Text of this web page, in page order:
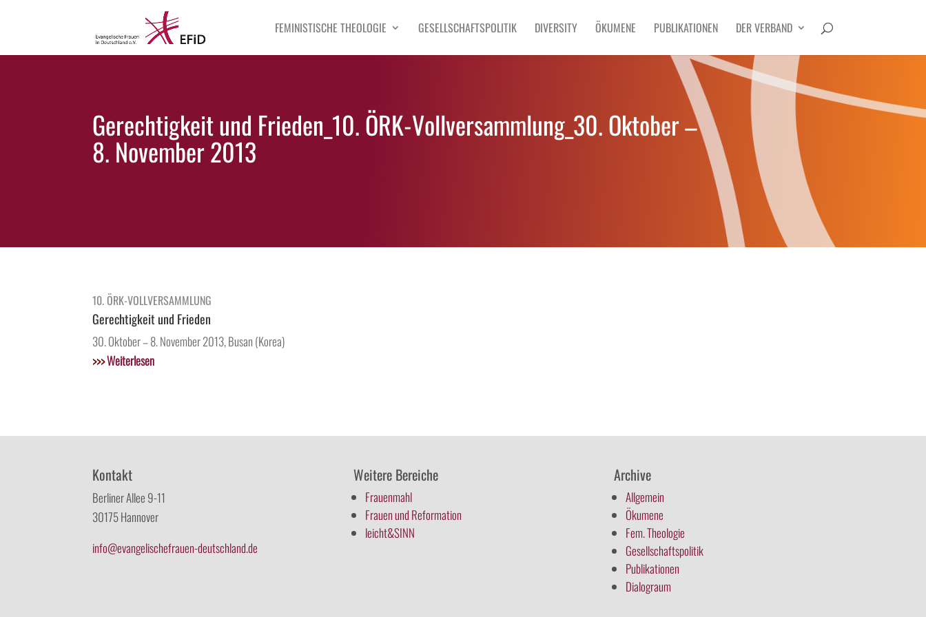
FEMINISTISCHE THEOLOGIE GESELLSCHAFTSPOLITIK DIVERSITY ÖKUMENE PUBLIKATIONEN DER VERBAND
Gerechtigkeit und Frieden_10. ÖRK-Vollversammlung_30. Oktober –
8. November 2013
10. ÖRK-VOLLVERSAMMLUNG
Gerechtigkeit und Frieden
30. Oktober – 8. November 2013, Busan (Korea)
>>>Weiterlesen
Kontakt
Berliner Allee 9-11
30175 Hannover
info@evangelischefrauen-deutschland.de
Weitere Bereiche
Frauenmahl
Frauen und Reformation
leicht&SINN
Archive
Allgemein
Ökumene
Fem. Theologie
Gesellschaftspolitik
Publikationen
Dialograum